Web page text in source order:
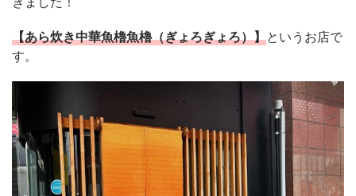
【あら炊き中華魚櫓魚櫓（ぎょろぎょろ）】というお店で
す。